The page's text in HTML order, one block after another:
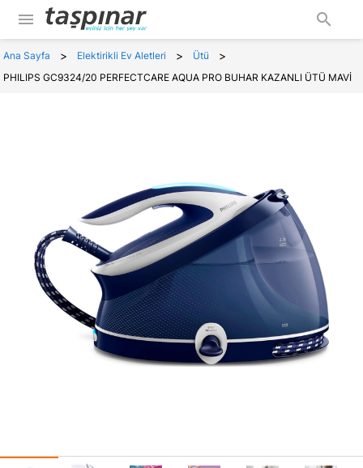
menu search
Ana Sayfa > Elektirikli Ev Aletleri > Ütü >
PHILIPS GC9324/20 PERFECTCARE AQUA PRO BUHAR KAZANLI ÜTÜ MAVİ